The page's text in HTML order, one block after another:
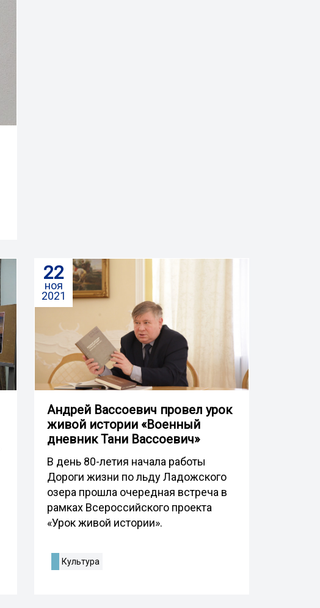
22
ноя
2021
Андрей Вассоевич провел урок
живой истории «Военный
дневник Тани Вассоевич»
В день 80-летия начала работы
Дороги жизни по льду Ладожского
озера прошла очередная встреча в
рамках Всероссийского проекта
«Урок живой истории».
Культура